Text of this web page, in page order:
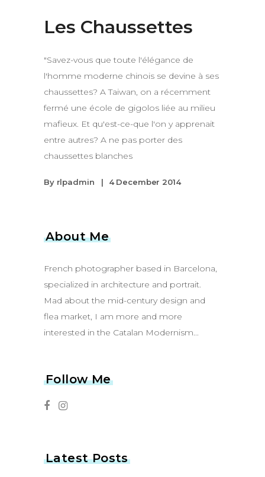
Les Chaussettes
"Savez-vous que toute l'élégance de
l'homme moderne chinois se devine à ses
chaussettes? A Taiwan, on a récemment
fermé une école de gigolos liée au milieu
mafieux. Et qu'est-ce-que l'on y apprenait
entre autres? A ne pas porter des
chaussettes blanches
By rlpadmin 4 December 2014
About Me
French photographer based in Barcelona,
specialized in architecture and portrait.
Mad about the mid-century design and
flea market, I am more and more
interested in the Catalan Modernism...
Follow Me
Latest Posts